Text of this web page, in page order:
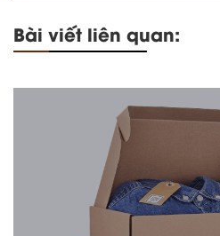
Bài viết liên quan: